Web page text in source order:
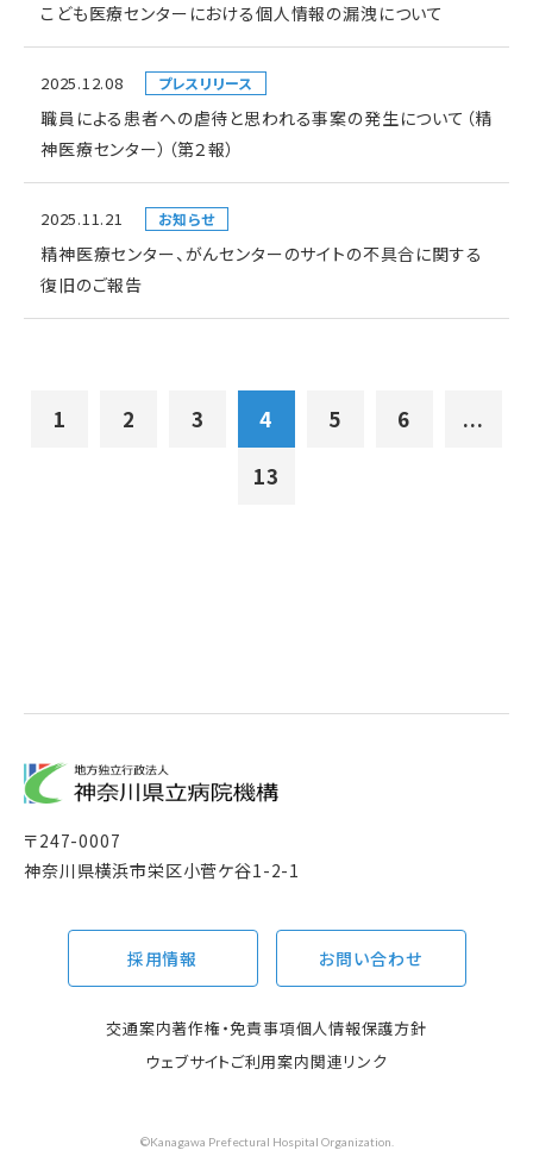
こども医療センターにおける個人情報の漏洩について
2025.12.08 プレスリリース
職員による患者への虐待と思われる事案の発生について（精
神医療センター）（第２報）
2025.11.21 お知らせ
精神医療センター、がんセンターのサイトの不具合に関する
復旧のご報告
1 2 3 4 5 6
...
13
〒247-0007
神奈川県横浜市栄区小菅ケ谷1-2-1
©Kanagawa Prefectural Hospital Organization.
採用情報 お問い合わせ
交通案内著作権・免責事項個人情報保護方針
ウェブサイトご利用案内関連リンク